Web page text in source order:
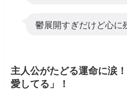
鬱展開すぎだけど心に
主人公がたどる運命に涙！
愛してる」！